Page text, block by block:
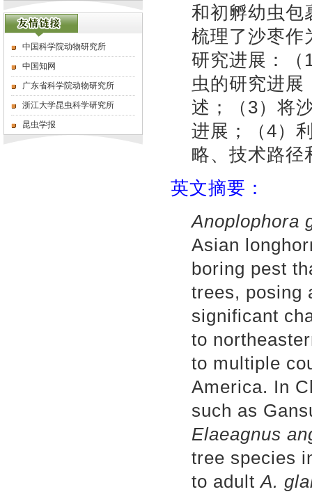
中国科学院动物研究所
中国知网
广东省科学院动物研究所
浙江大学昆虫科学研究所
昆虫学报
和初孵幼虫包
梳理了沙枣作
研究进展：（
虫的研究进展
述；（3）将
进展；（4）
略、技术路径
英文摘要：
Anoplophora
Asian
boring pest
trees, posing
significant
to
to multiple
America. In
such as
Elaeagnus
tree species
to adultA.